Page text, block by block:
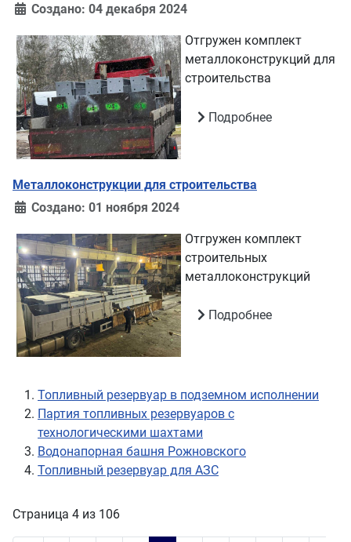
Создано: 04 декабря 2024
Отгружен комплект
металлоконструкций для
строительства
Подробнее
Металлоконструкции для строительства
Создано: 01 ноября 2024
Отгружен комплект
строительных
металлоконструкций
Подробнее
Топливный резервуар в подземном исполнении
Партия топливных резервуаров с
технологическими шахтами
Водонапорная башня Рожновского
Топливный резервуар для АЗС
Страница 4 из 106